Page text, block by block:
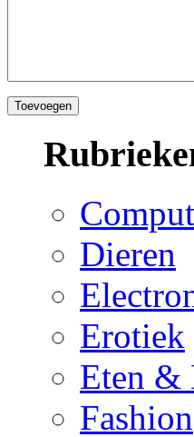
Dieren
Erotiek
Eten &
Fashion